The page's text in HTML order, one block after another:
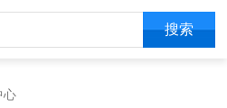
试验箱、淋雨试验箱、盐水喷雾试验
机、蒸汽老化试验机、跌落试验机、
心